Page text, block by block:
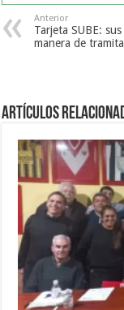
Anterior
Tarjeta SUBE:
manera de
Artículos